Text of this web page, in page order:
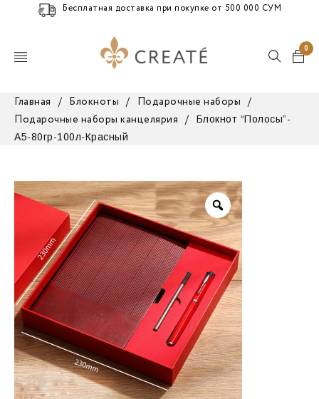
Бесплатная доставка при покупке от 500 000 СУМ
0
Главная / Блокноты / Подарочные наборы
/
Подарочные наборы канцелярия
/
Блокнот “Полосы”-
А5-80гр-100л-Красный